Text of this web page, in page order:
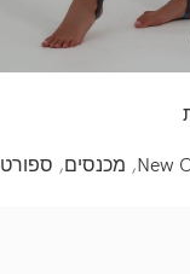
New
, מכנסים, ספורט